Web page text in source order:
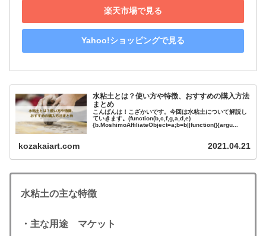
楽天市場で見る
Yahoo!ショッピングで見る
水粘土とは？使い方や特徴、おすすめの購入方法
まとめ
こんばんは！こざかいです。今回は水粘土について解説し
ていきます。(function(b,c,f,g,a,d,e)
{b.MoshimoAffiliateObject=a;b=b||function(){argu...
kozakaiart.com 2021.04.21
水粘土の主な特徴
・主な用途 マケット